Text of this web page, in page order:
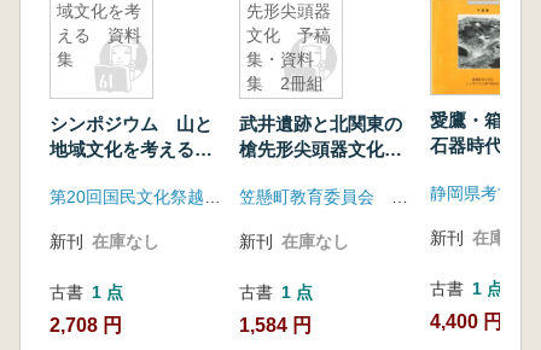
域文化を考
える 資料
集
シンポジウム 山と
地域文化を考える
新刊 在庫なし
古書 1 点
2,708 円
先形尖頭器
文化 予稿
集・資料
集 2冊組
武井遺跡と北関東の
槍先形尖頭器文化
組
新刊 在庫なし
古書 1 点
1,584 円
愛鷹・箱根
石器時代編
静岡県考古学
新刊 在庫なし
古書 1 点
4,400 円